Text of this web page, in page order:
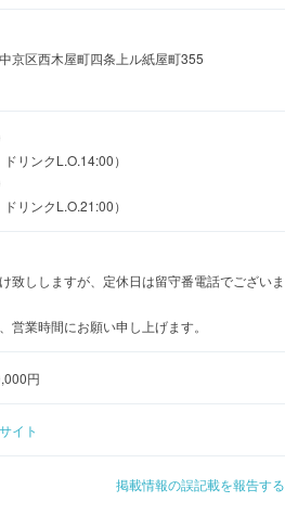
ィシャルHPにて承っております。
京区西木屋町四条上ル紙屋町355
ドリンクL.O.14:00）
ドリンクL.O.21:00）
致ししますが、定休日は留守番電話でございま
営業時間にお願い申し上げます。
円
イト
掲載情報の誤記載を報告する